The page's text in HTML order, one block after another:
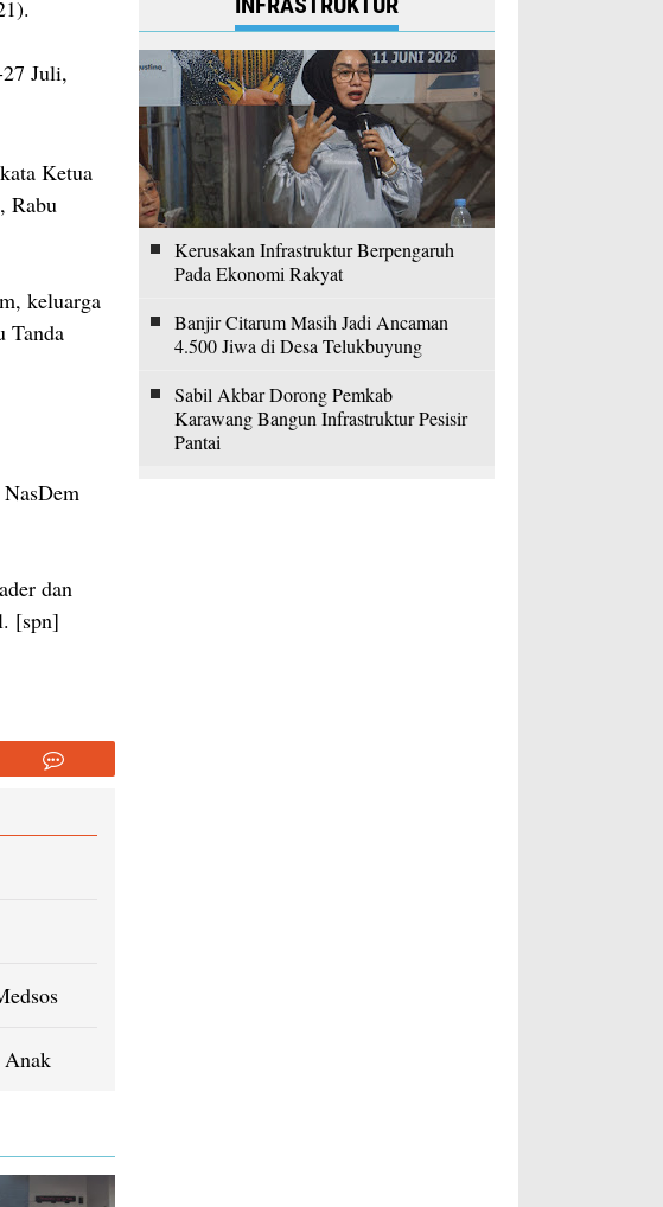
Juli,
Ketua
Rabu
keluarga
Tanda
dan
[spn]
Anak
Kerusakan Infrastruktur Berpengaruh
Pada Ekonomi Rakyat
Banjir Citarum Masih Jadi Ancaman
4.500 Jiwa di Desa Telukbuyung
Sabil Akbar Dorong Pemkab
Karawang Bangun Infrastruktur Pesisir
Pantai